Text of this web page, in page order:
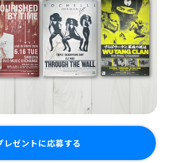
レゼントに応募する